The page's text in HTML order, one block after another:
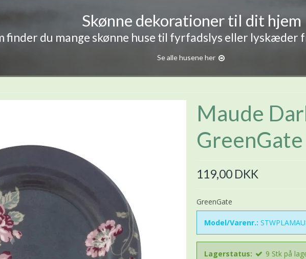
Skønne dekorationer til dit hjem
finder du mange skønne huse til fyrfadslys eller lyskæder
Se alle husene her
Maude
GreenGate
119,00 DKK
GreenGate
Model/Varenr.:
Lagerstatus: 9 Stk på